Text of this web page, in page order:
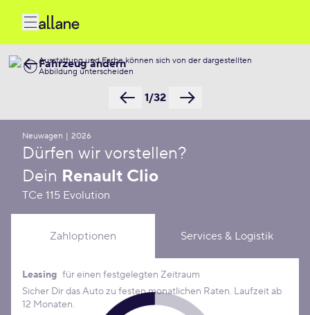
Ausstattung und Farbe können sich von der dargestellten
Abbildung unterscheiden
1/32
Fahrzeug ändern
Neuwagen | 2026
Dürfen wir vorstellen?
Dein Renault Clio
TCe 115 Evolution
Zahloptionen Services & Logistik
Leasing Konditionen
Leasing für einen festgelegten Zeitraum
Sicher Dir das Auto zu festen monatlichen Raten. Laufzeit ab
12 Monaten.